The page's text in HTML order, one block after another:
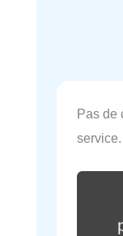
Pas de
service.